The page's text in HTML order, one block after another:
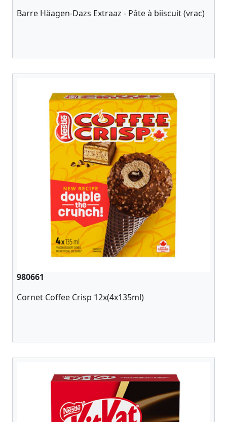
Barre Häagen-Dazs Extraaz - Pâte à biiscuit (vrac)
980661
Cornet Coffee Crisp 12x(4x135ml)